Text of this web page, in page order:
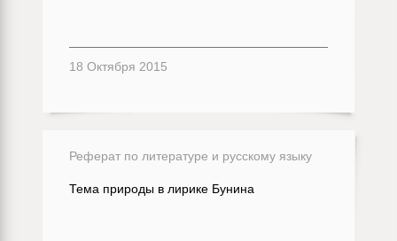
18 Октября 2015
Реферат по литературе и русскому языку
Тема природы в лирике Бунина